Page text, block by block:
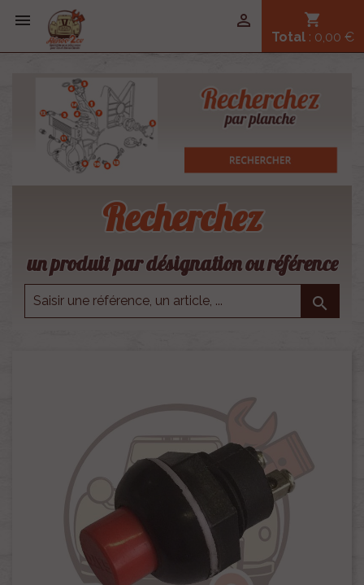
 shopping_cart
Total : 0,00 €

Recherchez
un produit par désignation ou référence
